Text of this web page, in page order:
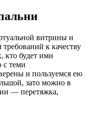
витрины и
к качеству
кто будет ими
с теми
и пользуемся ею
зато можно в
— перетяжка,